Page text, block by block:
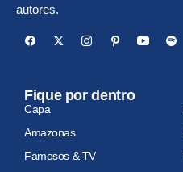
autores.
Fique por dentro
Capa
Amazonas
Famosos & TV